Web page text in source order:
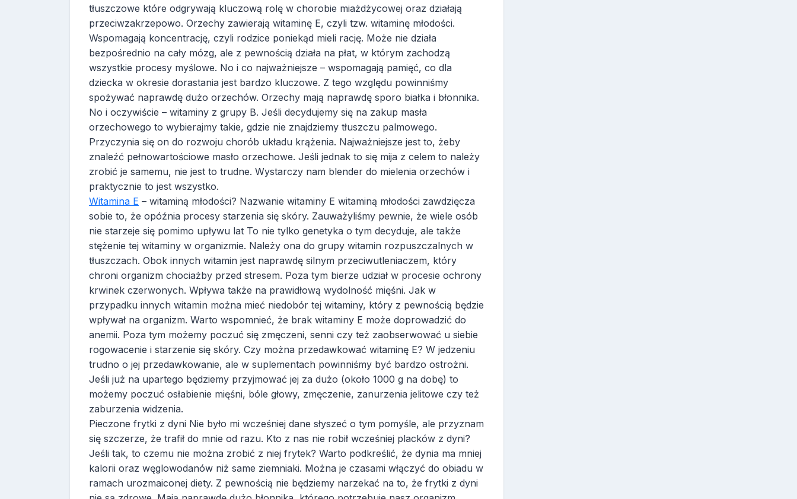
tłuszczowe które odgrywają kluczową rolę w chorobie miażdżycowej oraz działają
przeciwzakrzepowo. Orzechy zawierają witaminę E, czyli tzw. witaminę młodości.
Wspomagają koncentrację, czyli rodzice poniekąd mieli rację. Może nie działa
bezpośrednio na cały mózg, ale z pewnością działa na płat, w którym zachodzą
wszystkie procesy myślowe. No i co najważniejsze – wspomagają pamięć, co dla
dziecka w okresie dorastania jest bardzo kluczowe. Z tego względu powinniśmy
spożywać naprawdę dużo orzechów. Orzechy mają naprawdę sporo białka i błonnika.
No i oczywiście – witaminy z grupy B. Jeśli decydujemy się na zakup masła
orzechowego to wybierajmy takie, gdzie nie znajdziemy tłuszczu palmowego.
Przyczynia się on do rozwoju chorób układu krążenia. Najważniejsze jest to, żeby
znaleźć pełnowartościowe masło orzechowe. Jeśli jednak to się mija z celem to należy
zrobić je samemu, nie jest to trudne. Wystarczy nam blender do mielenia orzechów i
praktycznie to jest wszystko.
Witamina E – witaminą młodości? Nazwanie witaminy E witaminą młodości zawdzięcza
sobie to, że opóźnia procesy starzenia się skóry. Zauważyliśmy pewnie, że wiele osób
nie starzeje się pomimo upływu lat To nie tylko genetyka o tym decyduje, ale także
stężenie tej witaminy w organizmie. Należy ona do grupy witamin rozpuszczalnych w
tłuszczach. Obok innych witamin jest naprawdę silnym przeciwutleniaczem, który
chroni organizm chociażby przed stresem. Poza tym bierze udział w procesie ochrony
krwinek czerwonych. Wpływa także na prawidłową wydolność mięśni. Jak w
przypadku innych witamin można mieć niedobór tej witaminy, który z pewnością będzie
wpływał na organizm. Warto wspomnieć, że brak witaminy E może doprowadzić do
anemii. Poza tym możemy poczuć się zmęczeni, senni czy też zaobserwować u siebie
rogowacenie i starzenie się skóry. Czy można przedawkować witaminę E? W jedzeniu
trudno o jej przedawkowanie, ale w suplementach powinniśmy być bardzo ostrożni.
Jeśli już na upartego będziemy przyjmować jej za dużo (około 1000 g na dobę) to
możemy poczuć osłabienie mięśni, bóle głowy, zmęczenie, zanurzenia jelitowe czy też
zaburzenia widzenia.
Pieczone frytki z dyni Nie było mi wcześniej dane słyszeć o tym pomyśle, ale przyznam
się szczerze, że trafił do mnie od razu. Kto z nas nie robił wcześniej placków z dyni?
Jeśli tak, to czemu nie można zrobić z niej frytek? Warto podkreślić, że dynia ma mniej
kalorii oraz węglowodanów niż same ziemniaki. Można je czasami włączyć do obiadu w
ramach urozmaiconej diety. Z pewnością nie będziemy narzekać na to, że frytki z dyni